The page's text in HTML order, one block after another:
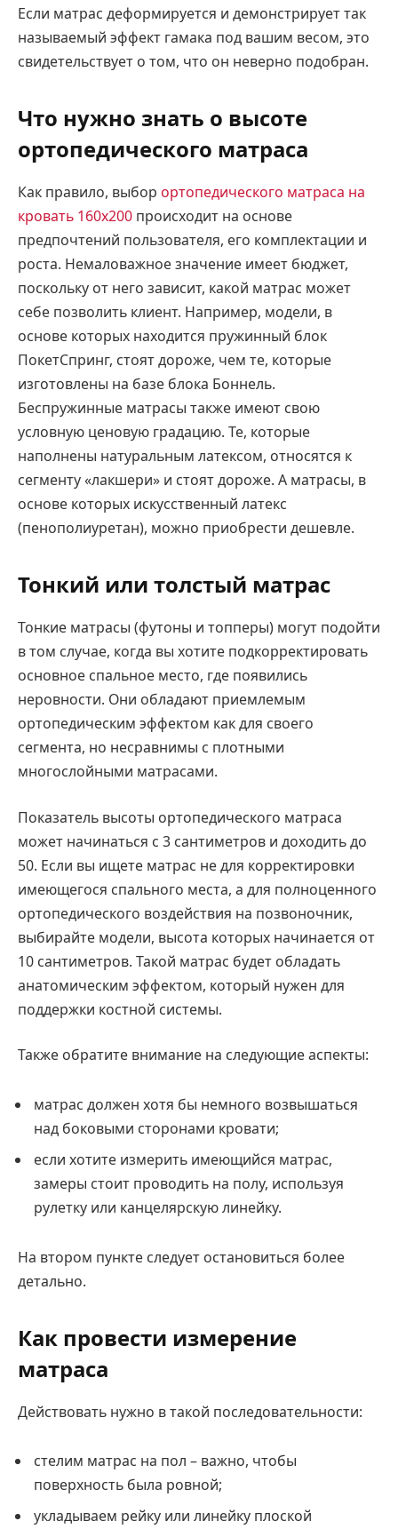
Если матрас деформируется и демонстрирует так
называемый эффект гамака под вашим весом, это
свидетельствует о том, что он неверно подобран.
Что нужно знать о высоте
ортопедического матраса
Как правило, выбор ортопедического матраса на
кровать 160х200 происходит на основе
предпочтений пользователя, его комплектации и
роста. Немаловажное значение имеет бюджет,
поскольку от него зависит, какой матрас может
себе позволить клиент. Например, модели, в
основе которых находится пружинный блок
ПокетСпринг, стоят дороже, чем те, которые
изготовлены на базе блока Боннель.
Беспружинные матрасы также имеют свою
условную ценовую градацию. Те, которые
наполнены натуральным латексом, относятся к
сегменту «лакшери» и стоят дороже. А матрасы, в
основе которых искусственный латекс
(пенополиуретан), можно приобрести дешевле.
Тонкий или толстый матрас
Тонкие матрасы (футоны и топперы) могут подойти
в том случае, когда вы хотите подкорректировать
основное спальное место, где появились
неровности. Они обладают приемлемым
ортопедическим эффектом как для своего
сегмента, но несравнимы с плотными
многослойными матрасами.
Показатель высоты ортопедического матраса
может начинаться с 3 сантиметров и доходить до
50. Если вы ищете матрас не для корректировки
имеющегося спального места, а для полноценного
ортопедического воздействия на позвоночник,
выбирайте модели, высота которых начинается от
10 сантиметров. Такой матрас будет обладать
анатомическим эффектом, который нужен для
поддержки костной системы.
Также обратите внимание на следующие аспекты:
матрас должен хотя бы немного возвышаться
над боковыми сторонами кровати;
если хотите измерить имеющийся матрас,
замеры стоит проводить на полу, используя
рулетку или канцелярскую линейку.
На втором пункте следует остановиться более
детально.
Как провести измерение
матраса
Действовать нужно в такой последовательности:
стелим матрас на пол – важно, чтобы
поверхность была ровной;
укладываем рейку или линейку плоской